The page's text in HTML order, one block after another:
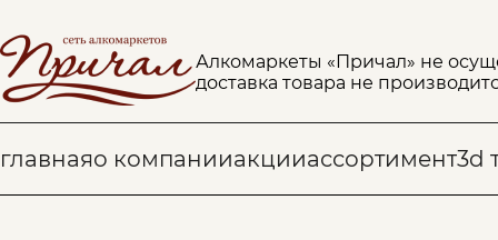
Алкомаркеты «Причал» не
доставка товара не
главнаяо компанииакцииассортимент3d